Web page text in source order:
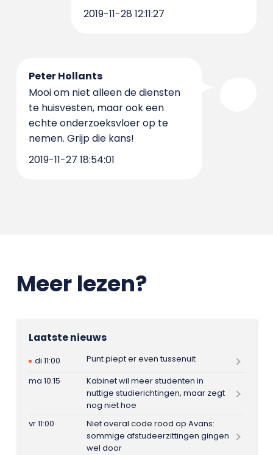
2019-11-28 12:11:27
Peter Hollants
Mooi om niet alleen de diensten
te huisvesten, maar ook een
echte onderzoeksvloer op te
nemen. Grijp die kans!
2019-11-27 18:54:01
Meer lezen?
Laatste nieuws
di 11:00
Punt piept er even tussenuit
ma 10:15
Kabinet wil meer studenten in
nuttige studierichtingen, maar zegt
nog niet hoe
vr 11:00
Niet overal code rood op Avans:
sommige afstudeerzittingen gingen
wel door